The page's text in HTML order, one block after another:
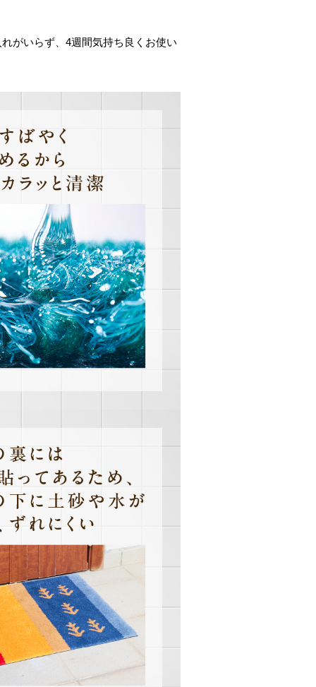
がいらず、4週間気持ち良くお使い